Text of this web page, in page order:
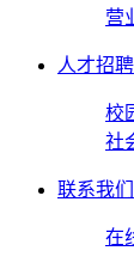
营
人才招聘
校
社
联系我们
在